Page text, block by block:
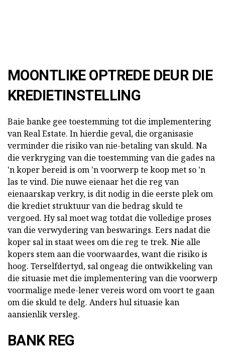
MOONTLIKE OPTREDE DEUR DIE
KREDIETINSTELLING
Baie banke gee toestemming tot die implementering
van Real Estate. In hierdie geval, die organisasie
verminder die risiko van nie-betaling van skuld. Na
die verkryging van die toestemming van die gades na
'n koper bereid is om 'n voorwerp te koop met so 'n
las te vind. Die nuwe eienaar het die reg van
eienaarskap verkry, is dit nodig in die eerste plek om
die krediet struktuur van die bedrag skuld te
vergoed. Hy sal moet wag totdat die volledige proses
van die verwydering van beswarings. Eers nadat die
koper sal in staat wees om die reg te trek. Nie alle
kopers stem aan die voorwaardes, want die risiko is
hoog. Terselfdertyd, sal ongeag die ontwikkeling van
die situasie met die implementering van die voorwerp
voormalige mede-lener vereis word om voort te gaan
om die skuld te delg. Anders hul situasie kan
aansienlik versleg.
BANK REG